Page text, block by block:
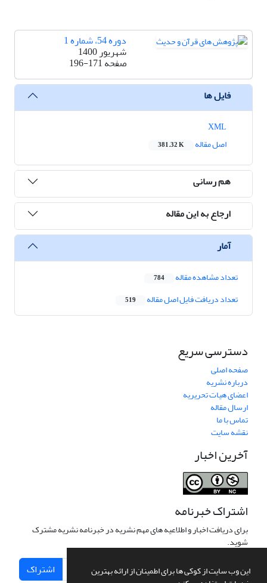
این وب سایت از کوکی ها برای اطمینان از ارائه بهترین
دوره 54، شماره 1
شهریور 1400
صفحه196-171
فایل ها
اصل مقاله
381.32 K
هم رسانی
ارجاع به این مقاله
آمار
تعداد مشاهده مقاله 784
تعداد دریافت فایل اصل مقاله 519
دسترسی سریع
صفحه اصلی
درباره نشریه
اعضای هیات تحریریه
ارسال مقاله
تماس با ما
نقشه سایت
آخرین اخبار
اشتراک خبرنامه
برای دریافت اخبار و اطلاعیه های مهم نشریه در خبرنامه نشریه مشترک
شوید.
اشتراک